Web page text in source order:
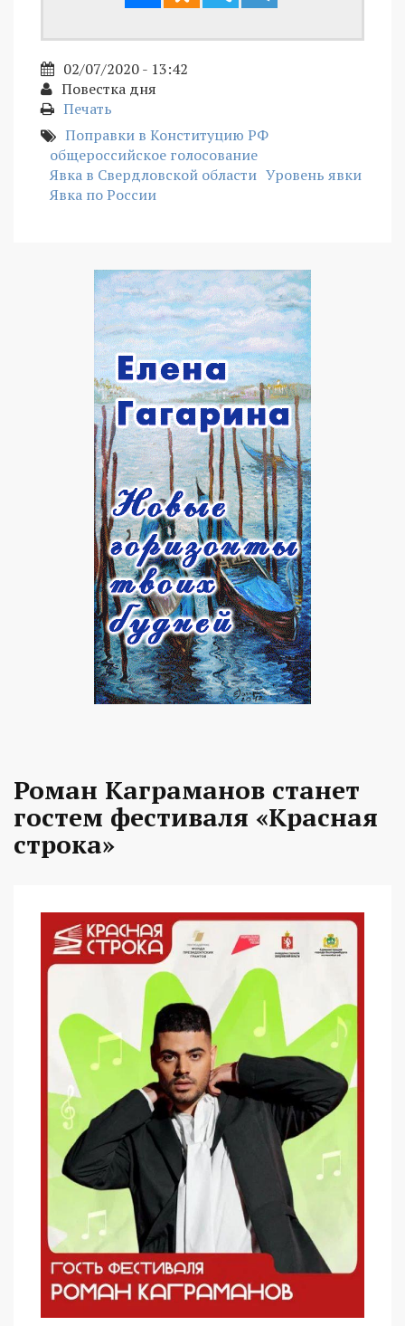
02/07/2020 - 13:42
Повестка дня
Печать
Поправки в Конституцию РФ
общероссийское голосование
Явка в Свердловской области Уровень явки
Явка по России
Роман Каграманов станет
гостем фестиваля «Красная
строка»